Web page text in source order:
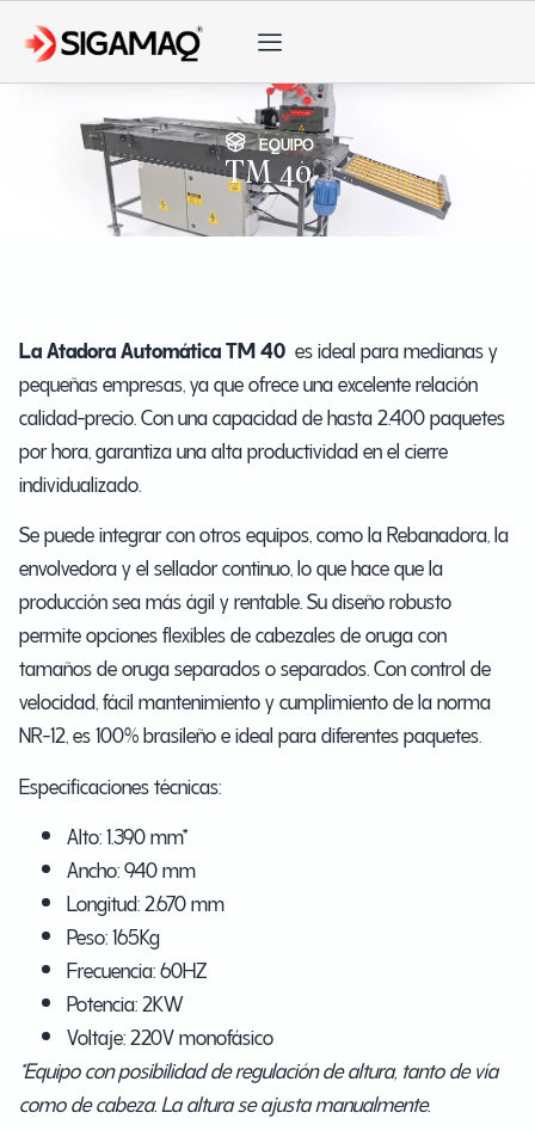
EQUIPO
TM 40
La Atadora Automática TM 40 es ideal para medianas y
pequeñas empresas, ya que ofrece una excelente relación
calidad-precio. Con una capacidad de hasta 2.400 paquetes
por hora, garantiza una alta productividad en el cierre
individualizado.
Se puede integrar con otros equipos, como la Rebanadora, la
envolvedora y el sellador continuo, lo que hace que la
producción sea más ágil y rentable. Su diseño robusto
permite opciones flexibles de cabezales de oruga con
tamaños de oruga separados o separados. Con control de
velocidad, fácil mantenimiento y cumplimiento de la norma
NR-12, es 100% brasileño e ideal para diferentes paquetes.
Especificaciones técnicas:
Alto: 1.390 mm*
Ancho: 940 mm
Longitud: 2.670 mm
Peso: 165Kg
Frecuencia: 60HZ
Potencia: 2KW
Voltaje: 220V monofásico
*Equipo con posibilidad de regulación de altura, tanto de vía
como de cabeza. La altura se ajusta manualmente.